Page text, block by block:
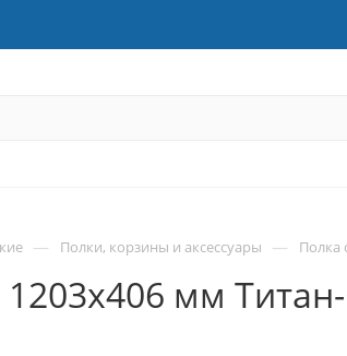
— Полки, корзины и аксессуары — Полка
мм Титан-